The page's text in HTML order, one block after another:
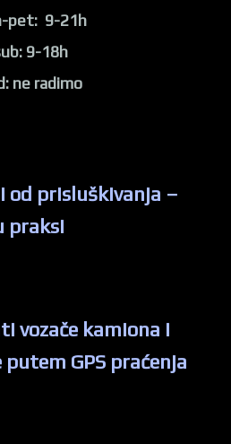
pet: 9-21h
9-18h
ne radimo
od prisluškivanja –
praksi
vozače kamiona i
GPS praćenja